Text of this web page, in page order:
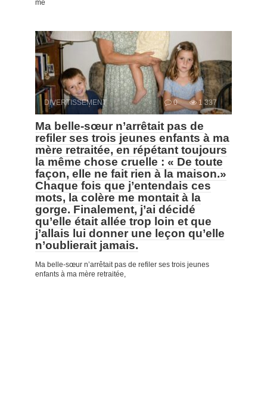
me
DIVERTISSEMENT 0 1 337
Ma belle-sœur n’arrêtait pas de
refiler ses trois jeunes enfants à ma
mère retraitée, en répétant toujours
la même chose cruelle : « De toute
façon, elle ne fait rien à la maison.»
Chaque fois que j’entendais ces
mots, la colère me montait à la
gorge. Finalement, j’ai décidé
qu’elle était allée trop loin et que
j’allais lui donner une leçon qu’elle
n’oublierait jamais.
Ma belle-sœur n’arrêtait pas de refiler ses trois jeunes
enfants à ma mère retraitée,